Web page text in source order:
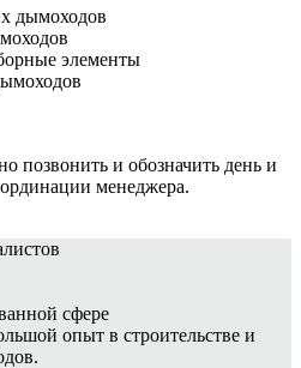
дымоходов
элементы
позвонить и обозначить день и
менеджера.
сфере
опыт в строительстве и